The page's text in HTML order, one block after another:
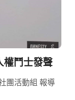
權鬥士發聲
團活動組 報導